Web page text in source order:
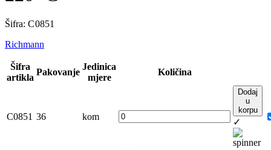
Šifra: C 0851
Richmann
Šifra
artikla
Pakovanje
Jedinica
mjere
Količina
C0851 36 kom
Dodaj
u
korpu
✓